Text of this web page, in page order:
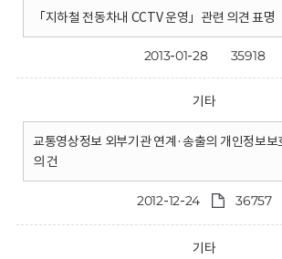
「지하철 전동차내 CCTV 운영」관련 의견 표명
2013-01-28 35918
기타
교통영상정보 외부기관 연계·송출의 개인정보보
의 건
2012-12-24 36757
기타